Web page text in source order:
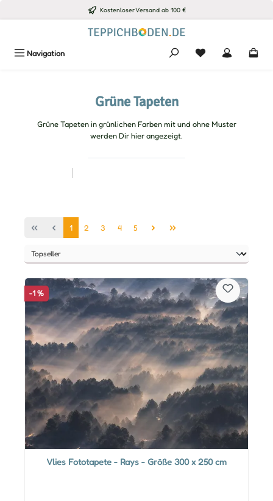
Zum Hauptinhalt springen Kostenloser Versand ab 100 €
Navigation Du hast 0
Grüne Tapeten
Grüne Tapeten in grünlichen Farben mit und ohne Muster
werden Dir hier angezeigt.
Seite
1 Seite
2 Seite
3 Seite
4 Seite
5
-1 %
Vlies Fototapete - Rays - Größe 300 x 250 cm